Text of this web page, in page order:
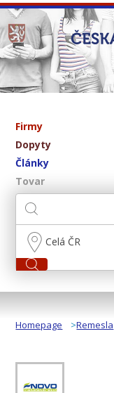
Firmy
Dopyty
Články
Tovar
Celá ČR
Homepage Remesla